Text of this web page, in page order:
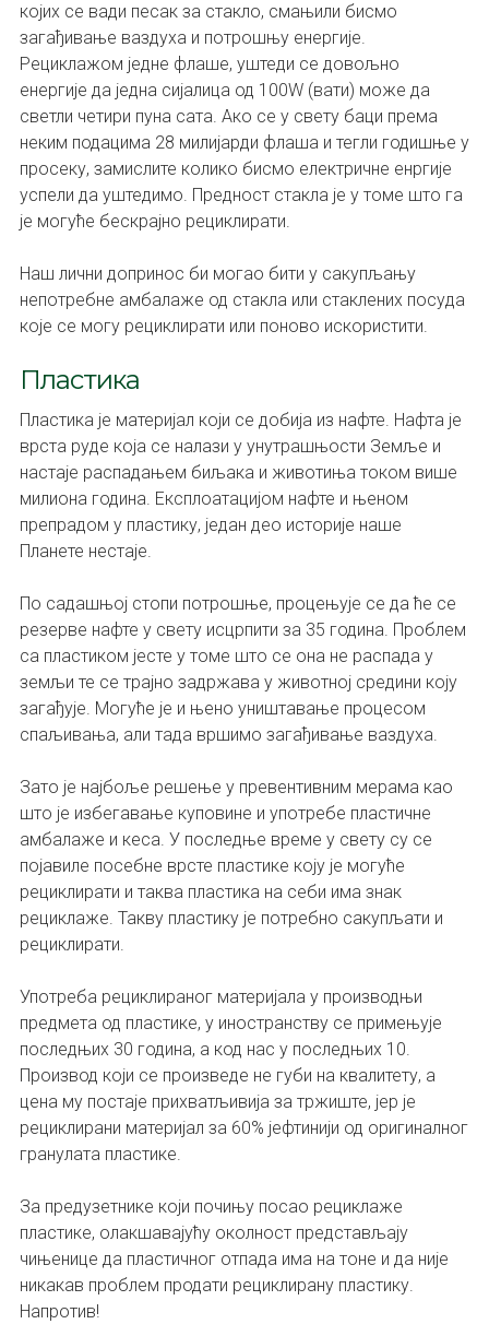
којих се вади песак за стакло, смањили бисмо
загађивање ваздуха и потрошњу енергије.
Рециклажом једне флаше, уштеди се довољно
енергије да једна сијалица од 100W (вати) може да
светли четири пуна сата. Ако се у свету баци према
неким подацима 28 милијарди флаша и тегли годишње у
просеку, замислите колико бисмо електричне енргије
успели да уштедимо. Предност стакла је у томе што га
је могуће бескрајно рециклирати.
Наш лични допринос би могао бити у сакупљању
непотребне амбалаже од стакла или стаклених посуда
које се могу рециклирати или поново искористити.
Пластика
Пластика је материјал који се добија из нафте. Нафта је
врста руде која се налази у унутрашњости Земље и
настаје распадањем биљака и животиња током више
милиона година. Експлоатацијом нафте и њеном
препрадом у пластику, један део историје наше
Планете нестаје.
По садашњој стопи потрошње, процењује се да ће се
резерве нафте у свету исцрпити за 35 година. Проблем
са пластиком јесте у томе што се она не распада у
земљи те се трајно задржава у животној средини коју
загађује. Могуће је и њено уништавање процесом
спаљивања, али тада вршимо загађивање ваздуха.
Зато је најбоље решење у превентивним мерама као
што је избегавање куповине и употребе пластичне
амбалаже и кеса. У последње време у свету су се
појавиле посебне врсте пластике коју је могуће
рециклирати и таква пластика на себи има знак
рециклаже. Такву пластику је потребно сакупљати и
рециклирати.
Употреба рециклираног материјала у производњи
предмета од пластике, у иностранству се примењује
последњих 30 година, а код нас у последњих 10.
Производ који се произведе не губи на квалитету, а
цена му постаје прихватљивија за тржиште, јер је
рециклирани материјал за 60% јефтинији од оригиналног
гранулата пластике.
За предузетнике који почињу посао рециклаже
пластике, олакшавајућу околност представљају
чињенице да пластичног отпада има на тоне и да није
никакав проблем продати рециклирану пластику.
Напротив!